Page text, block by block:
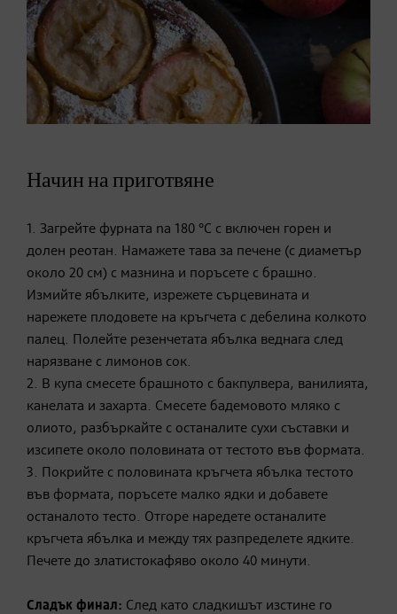
Начин на приготвяне
1. Загрейте фурната na 180 °C с включен горен и
долен реотан. Намажете тава за печене (с диаметър
около 20 см) с мазнина и поръсете с брашно.
Измийте ябълките, изрежете сърцевината и
нарежете плодовете на кръгчета с дебелина колкото
палец. Полейте резенчетата ябълка веднага след
нарязване с лимонов сок.
2. В купа смесете брашното с бакпулвера, ванилията,
канелата и захарта. Смесете бадемовото мляко с
олиото, разбъркайте с останалите сухи съставки и
изсипете около половината от тестото във формата.
3. Покрийте с половината кръгчета ябълка тестото
във формата, поръсете малко ядки и добавете
останалото тесто. Отгоре наредете останалите
кръгчета ябълка и между тях разпределете ядките.
Печете до златистокафяво около 40 минути.
Сладък финал: След като сладкишът изстине го